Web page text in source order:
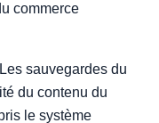
commerce
Les sauvegardes du
du contenu du
le système